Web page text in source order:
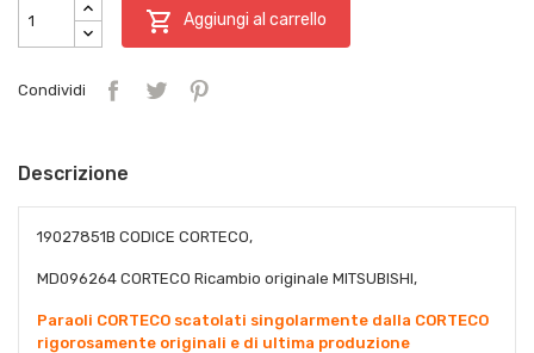
 Aggiungi al carrello
Condividi
Descrizione
19027851B CODICE CORTECO,
MD096264 CORTECO Ricambio originale MITSUBISHI,
Paraoli CORTECO scatolati singolarmente dalla CORTECO
rigorosamente originali e di ultima produzione